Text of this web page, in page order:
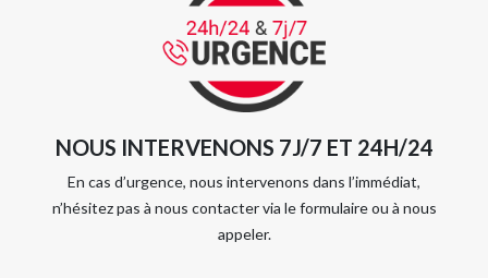
NOUS INTERVENONS 7J/7 ET 24H/24
En cas d’urgence, nous intervenons dans l’immédiat,
n’hésitez pas à nous contacter via le formulaire ou à nous
appeler.